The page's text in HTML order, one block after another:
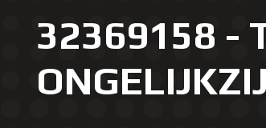
32369158 -